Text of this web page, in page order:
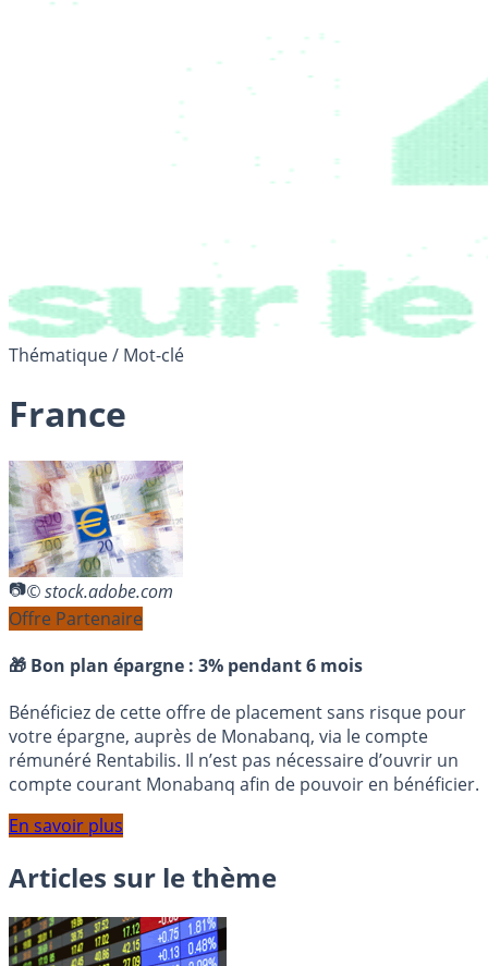
Thématique / Mot-clé
France
© stock.adobe.com
Offre Partenaire
🎁 Bon plan épargne : 3% pendant 6 mois
Bénéficiez de cette offre de placement sans risque pour
votre épargne, auprès de Monabanq, via le compte
rémunéré Rentabilis. Il n’est pas nécessaire d’ouvrir un
compte courant Monabanq afin de pouvoir en bénéficier.
En savoir plus
Articles sur le thème